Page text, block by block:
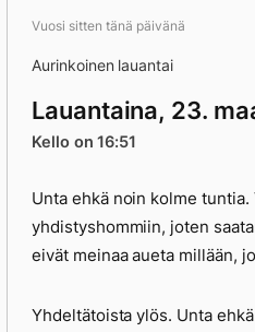
Vuosi sitten tänä päivänä
Aurinkoinen lauantai
Lauantaina, 23.
Kello on 16:51
Unta ehkä noin kolme
yhdistyshommiin, joten
eivät meinaa aueta millään,
Yhdeltätoista ylös. Unta